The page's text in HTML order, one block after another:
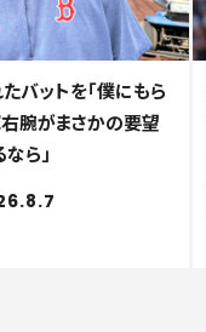
バットを「僕にもら
右腕がまさかの要望
ら」